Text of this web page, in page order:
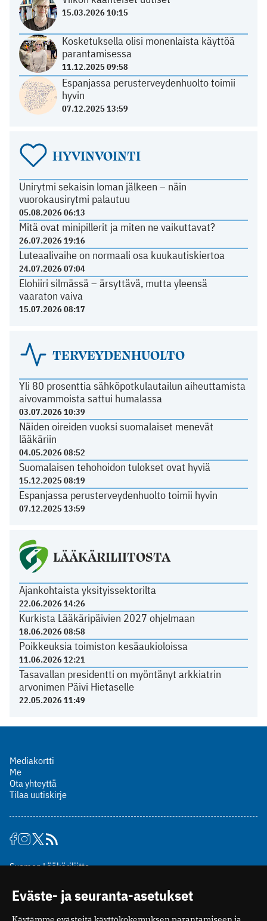
15.03.2026 10:15
Kosketuksella olisi monenlaista käyttöä
parantamisessa
11.12.2025 09:58
Espanjassa perusterveydenhuolto toimii
hyvin
07.12.2025 13:59
HYVINVOINTI
Unirytmi sekaisin loman jälkeen – näin
vuorokausirytmi palautuu
05.08.2026 06:13
Mitä ovat minipillerit ja miten ne vaikuttavat?
26.07.2026 19:16
Luteaalivaihe on normaali osa kuukautiskiertoa
24.07.2026 07:04
Elohiiri silmässä – ärsyttävä, mutta yleensä
vaaraton vaiva
15.07.2026 08:17
TERVEYDENHUOLTO
Yli 80 prosenttia sähköpotkulautailun aiheuttamista
aivovammoista sattui humalassa
03.07.2026 10:39
Näiden oireiden vuoksi suomalaiset menevät
lääkäriin
04.05.2026 08:52
Suomalaisen tehohoidon tulokset ovat hyviä
15.12.2025 08:19
Espanjassa perusterveydenhuolto toimii hyvin
07.12.2025 13:59
LÄÄKÄRILIITOSTA
Ajankohtaista yksityissektorilta
22.06.2026 14:26
Kurkista Lääkäripäivien 2027 ohjelmaan
18.06.2026 08:58
Poikkeuksia toimiston kesäaukioloissa
11.06.2026 12:21
Tasavallan presidentti on myöntänyt arkkiatrin
arvonimen Päivi Hietaselle
22.05.2026 11:49
Mediakortti
Me
Ota yhteyttä
Tilaa uutiskirje
Suomen Lääkäriliitto
00510 Helsinki
puh. (09) 393 091
Eväste- ja seuranta-asetukset